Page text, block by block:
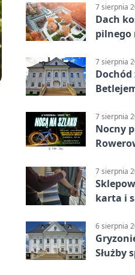
7 sierpnia
Dach
pilnego
7 sierpnia
7 sierpnia
Nocny
7 sierpnia
karta i
6 sierpnia
Służby